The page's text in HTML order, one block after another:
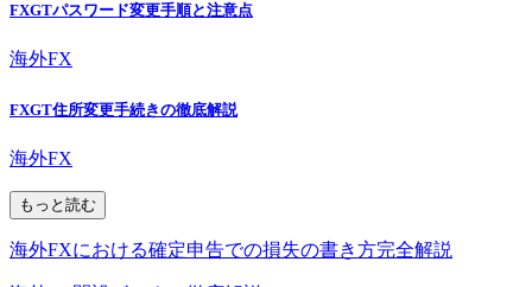
FXGTパスワード変更手順と注意点
海外FX
FXGT住所変更手続きの徹底解説
海外FX
もっと読む
海外FXにおける確定申告での損失の書き方完全解説